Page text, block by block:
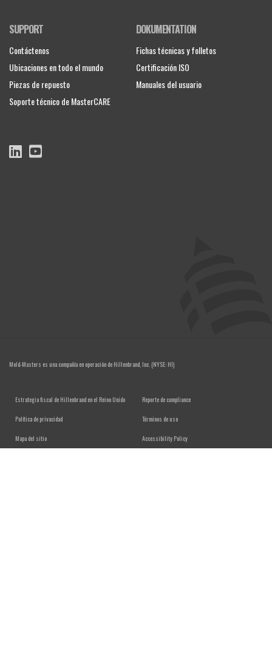
SUPPORT
Contáctenos
Ubicaciones en todo el mundo
Piezas de repuesto
Soporte técnico de MasterCARE
DOKUMENTATION
Fichas técnicas y folletos
Certificación ISO
Manuales del usuario
Mold-Masters es una compañía en operación de Hillenbrand, Inc. (NYSE: HI)
FOOTER MENU
Estrategia fiscal de Hillenbrand en el Reino Unido Reporte de compliance
Política de privacidad Términos de uso
Mapa del sitio Accessibility Policy